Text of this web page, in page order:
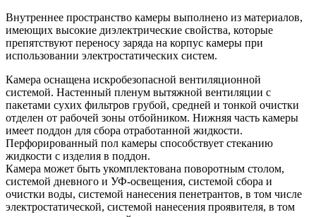
Внутреннее пространство камеры выполнено из материалов,
имеющих высокие диэлектрические свойства, которые
препятствуют переносу заряда на корпус камеры при
использовании электростатических систем.
Камера оснащена искробезопасной вентиляционной
системой. Настенный пленум вытяжной вентиляции с
пакетами сухих фильтров грубой, средней и тонкой очистки
отделен от рабочей зоны отбойником. Нижняя часть камеры
имеет поддон для сбора отработанной жидкости.
Перфорированный пол камеры способствует стеканию
жидкости с изделия в поддон.
Камера может быть укомплектована поворотным столом,
системой дневного и УФ-освещения, системой сбора и
очистки воды, системой нанесения пенетрантов, в том числе
электростатической, системой нанесения проявителя, в том